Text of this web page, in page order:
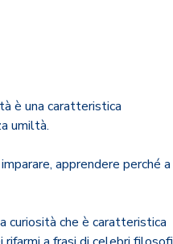
è una caratteristica
umiltà.
apprendere perché a
che è caratteristica